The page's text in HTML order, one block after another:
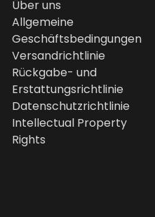
Über uns
Allgemeine
Geschäftsbedingungen
Versandrichtlinie
Rückgabe- und
Erstattungsrichtlinie
Datenschutzrichtlinie
Intellectual Property
Rights